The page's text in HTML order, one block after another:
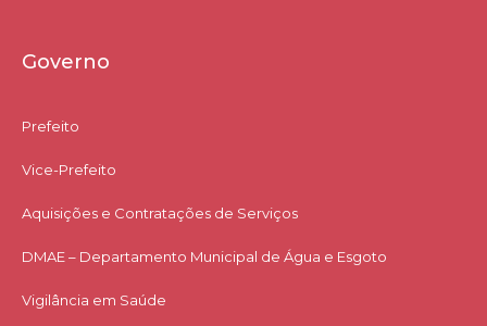
Governo
Prefeito
Vice-Prefeito
Aquisições e Contratações de Serviços​
DMAE – Departamento Municipal de Água e Esgoto
Vigilância em Saúde